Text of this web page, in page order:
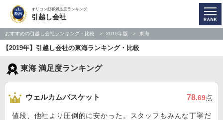
オリコン顧客満足度ランキング
引越し会社
おすすめの引越し会社ランキング・比較 2019年版 東海
【2019年】引越し会社の東海ランキング・比較
東海 満足度ランキング
ウェルカムバスケット 78.69点
値段、他社より圧倒的に安かった。スタッフもみんな丁寧だ